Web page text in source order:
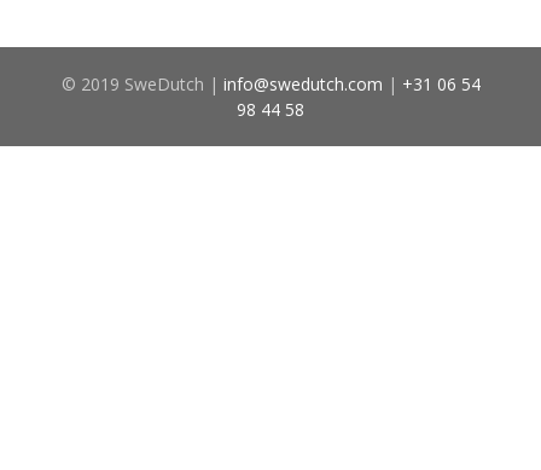
© 2019 SweDutch | info@swedutch.com | +31 06 54
98 44 58